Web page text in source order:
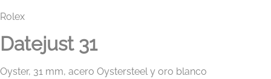
Rolex
Datejust 31
Oyster, 31 mm, acero Oystersteel y oro blanco